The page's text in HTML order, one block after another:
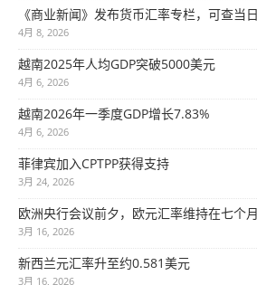
《商业新闻》发布货币汇率专栏，可查当
4月 8, 2026
越南2025年人均GDP突破5000美元
4月 6, 2026
越南2026年一季度GDP增长7.83%
4月 6, 2026
菲律宾加入CPTPP获得支持
3月 24, 2026
欧洲央行会议前夕，欧元汇率维持在七个
3月 16, 2026
新西兰元汇率升至约0.581美元
3月 16, 2026